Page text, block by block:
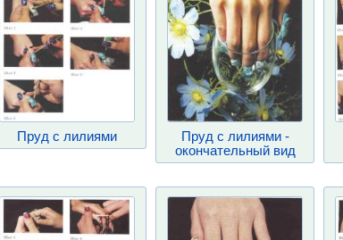
Пруд с лилиями
Пруд с лилиями -
окончательный вид